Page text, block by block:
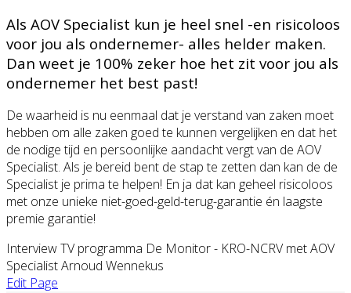
Als AOV Specialist kun je heel snel -en risicoloos
voor jou als ondernemer- alles helder maken.
Dan weet je 100% zeker hoe het zit voor jou als
ondernemer het best past!
De waarheid is nu eenmaal dat je verstand van zaken moet
hebben om alle zaken goed te kunnen vergelijken en dat het
de nodige tijd en persoonlijke aandacht vergt van de AOV
Specialist. Als je bereid bent de stap te zetten dan kan de de
Specialist je prima te helpen! En ja dat kan geheel risicoloos
met onze unieke niet-goed-geld-terug-garantie én laagste
premie garantie!
Interview TV programma De Monitor - KRO-NCRV met AOV
Specialist Arnoud Wennekus
Edit Page